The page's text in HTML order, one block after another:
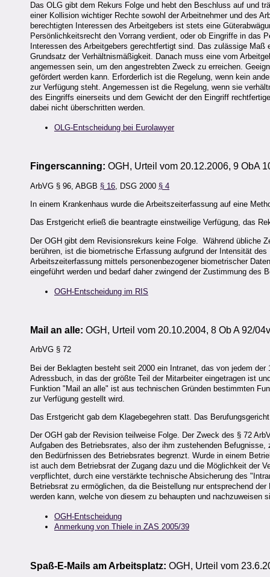
Das OLG gibt dem Rekurs Folge und hebt den Beschluss auf und
einer Kollision wichtiger Rechte sowohl der Arbeitnehmer und des
berechtigten Interessen des Arbeitgebers ist stets eine
Persönlichkeitsrecht den Vorrang verdient, oder ob Eingriffe in das
Interessen des Arbeitgebers gerechtfertigt sind. Das zulässige
Grundsatz der Verhältnismäßigkeit. Danach muss eine vom
angemessen sein, um den angestrebten Zweck zu erreichen.
gefördert werden kann. Erforderlich ist die Regelung, wenn kein
zur Verfügung steht. Angemessen ist die Regelung, wenn sie
des Eingriffs einerseits und dem Gewicht der den Eingriff
dabei nicht überschritten werden.
OLG-Entscheidung bei Eurolawyer
Fingerscanning: OGH, Urteil vom 20.12.2006, 9 ObA
ArbVG § 96, ABGB § 16 , DSG 2000 § 4
In einem Krankenhaus wurde die Arbeitszeiterfassung auf eine
Das Erstgericht erließ die beantragte einstweilige Verfügung, das
Der OGH gibt dem Revisionsrekurs keine Folge. Während übliche
berühren, ist die biometrische Erfassung aufgrund der Intensität
Arbeitszeiterfassung mittels personenbezogener biometrischer
eingeführt werden und bedarf daher zwingend der Zustimmung des
OGH-Entscheidung im RIS
Mail an alle: OGH, Urteil vom 20.10.2004, 8 Ob A 92/04v
ArbVG § 72
Bei der Beklagten besteht seit 2000 ein Intranet, das von jedem
Adressbuch, in das der größte Teil der Mitarbeiter eingetragen ist
Funktion "Mail an alle" ist aus technischen Gründen bestimmten
zur Verfügung gestellt wird.
Das Erstgericht gab dem Klagebegehren statt. Das
Der OGH gab der Revision teilweise Folge. Der Zweck des § 72
Aufgaben des Betriebsrates, also der ihm zustehenden
den Bedürfnissen des Betriebsrates begrenzt. Wurde in einem
ist auch dem Betriebsrat der Zugang dazu und die Möglichkeit der
verpflichtet, durch eine verstärkte technische Absicherung des
Betriebsrat zu ermöglichen, da die Beistellung nur entsprechend
werden kann, welche von diesem zu behaupten und nachzuweisen
OGH-Entscheidung
Anmerkung von Thiele in ZAS 2005/39
Spaß-E-Mails am Arbeitsplatz: OGH, Urteil vom